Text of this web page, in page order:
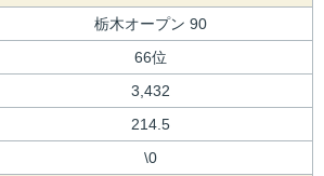
栃木オープン 90
66位
3,432
214.5
\0